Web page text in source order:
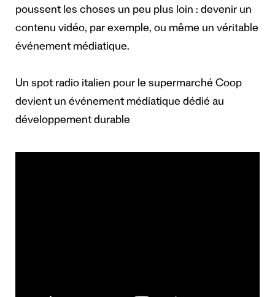
poussent les choses un peu plus loin : devenir un
contenu vidéo, par exemple, ou même un véritable
événement médiatique.
Un spot radio italien pour le supermarché Coop
devient un événement médiatique dédié au
développement durable